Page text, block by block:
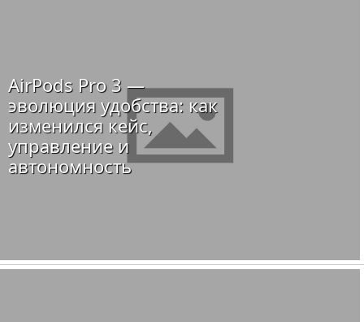
AirPods Pro 3 —
эволюция удобства: как
изменился кейс,
управление и
автономность